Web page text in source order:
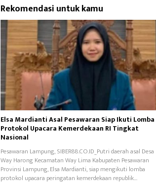
Rekomendasi untuk kamu
Elsa Mardianti Asal Pesawaran Siap Ikuti Lomba
Protokol Upacara Kemerdekaan RI Tingkat
Nasional
Pesawaran Lampung, SIBER88.CO.ID_Putri daerah asal Desa
Way Harong Kecamatan Way Lima Kabupaten Pesawaran
Provinsi Lampung, Elsa Mardianti, siap mengikuti lomba
protokol upacara peringatan kemerdekaan republik…